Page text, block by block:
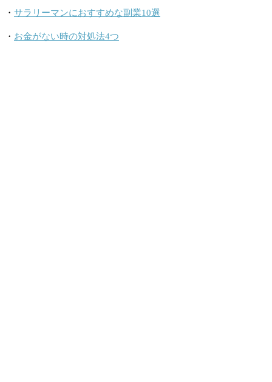
・ サラリーマンにおすすめな副業10選
・ お金がない時の対処法4つ